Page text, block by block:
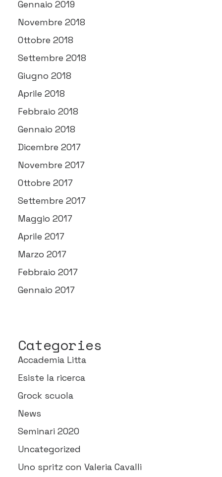
Gennaio 2019
Novembre 2018
Ottobre 2018
Settembre 2018
Giugno 2018
Aprile 2018
Febbraio 2018
Gennaio 2018
Dicembre 2017
Novembre 2017
Ottobre 2017
Settembre 2017
Maggio 2017
Aprile 2017
Marzo 2017
Febbraio 2017
Gennaio 2017
Categories
Accademia Litta
Esiste la ricerca
Grock scuola
News
Seminari 2020
Uncategorized
Uno spritz con Valeria Cavalli